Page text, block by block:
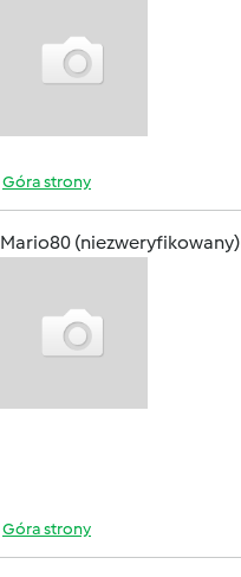
Góra strony
Mario80 (niezweryfikowany)
Góra strony